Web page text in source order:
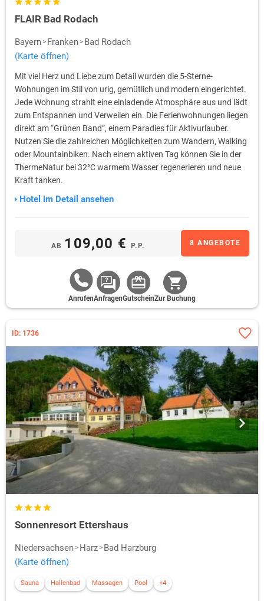
FLAIR Bad Rodach
Bayern Franken
Bad Rodach
(Karte öffnen)
Mit viel Herz und Liebe zum Detail wurden die 5-Sterne-
Wohnungen im Stil von urig, gemütlich und modern eingerichtet.
Jede Wohnung strahlt eine einladende Atmosphäre aus und lädt
zum Entspannen und Verweilen ein. Die Ferienwohnungen liegen
direkt am “Grünen Band”, einem Paradies für Aktivurlauber.
Nutzen Sie die zahlreichen Möglichkeiten zum Wandern, Walking
oder Mountainbiken. Nach einem aktiven Tag können Sie in der
ThermeNatur bei 32°C warmem Wasser regenerieren und neue
Kraft tanken.
Hotel im Detail ansehen
AB 109,00 €P.P. 8 ANGEBOTE
AnrufenAnfragenGutscheinZur Buchung
ID: 1736
Sonnenresort Ettershaus
Niedersachsen Harz
Bad Harzburg
(Karte öffnen)
Sauna Hallenbad Massagen Pool +4